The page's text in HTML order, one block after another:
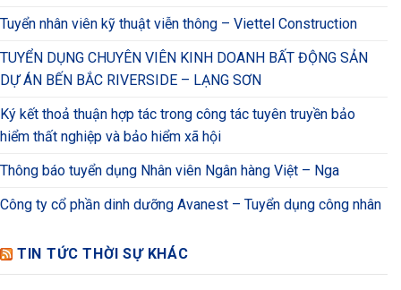
Tuyển nhân viên kỹ thuật viễn thông – Viettel Construction
TUYỂN DỤNG CHUYÊN VIÊN KINH DOANH BẤT ĐỘNG SẢN
DỰ ÁN BẾN BẮC RIVERSIDE – LẠNG SƠN
Ký kết thoả thuận hợp tác trong công tác tuyên truyền bảo
hiểm thất nghiệp và bảo hiểm xã hội
Thông báo tuyển dụng Nhân viên Ngân hàng Việt – Nga
Công ty cổ phần dinh dưỡng Avanest – Tuyển dụng công nhân
TIN TỨC THỜI SỰ KHÁC